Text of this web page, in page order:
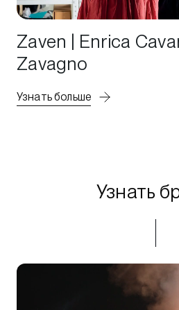
Zaven | Enrica
Zavagno
Узнать больше
Узнать